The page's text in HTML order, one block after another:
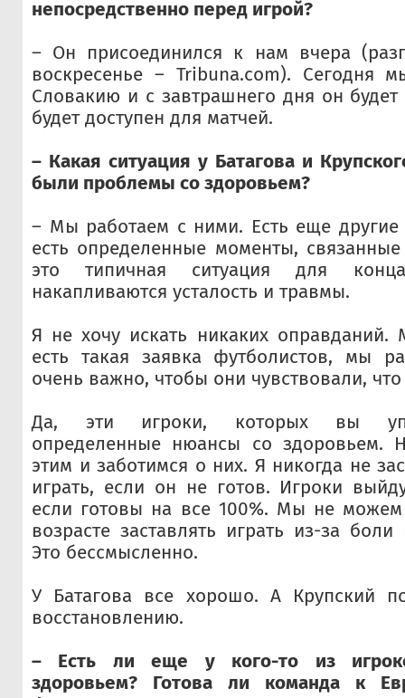
непосредственно перед игрой?
– Он присоединился к нам вчера
воскресенье – Tribuna.com). Сегодня
Словакию и с завтрашнего дня он
будет доступен для матчей.
– Какая ситуация у Батагова и
были проблемы со здоровьем?
– Мы работаем с ними. Есть еще другие
есть определенные моменты,
это типичная ситуация для
накапливаются усталость и травмы.
Я не хочу искать никаких оправданий.
есть такая заявка футболистов, мы
очень важно, чтобы они чувствовали,
Да, эти игроки, которых вы
определенные нюансы со здоровьем.
этим и заботимся о них. Я никогда не
играть, если он не готов. Игроки
если готовы на все 100%. Мы не
возрасте заставлять играть из-за
Это бессмысленно.
У Батагова все хорошо. А Крупский
восстановлению.
– Есть ли еще у кого-то из
здоровьем? Готова ли команда к